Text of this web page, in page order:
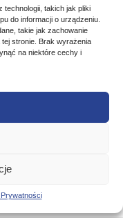
technologii, takich jak pliki
do informacji o urządzeniu.
takie jak zachowanie
stronie. Brak wyrażenia
na niektóre cechy i